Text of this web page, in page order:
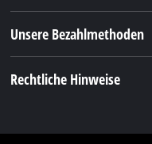
Unsere Bezahlmethoden
Rechtliche Hinweise